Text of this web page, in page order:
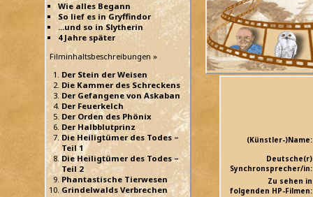
Wie alles Begann
So lief es in Gryffindor
...und so in Slytherin
4 Jahre später
Filminhaltsbeschreibungen »
Der Stein der Weisen
Die Kammer des Schreckens
Der Gefangene von Askaban
Der Feuerkelch
Der Orden des Phönix
Der Halbblutprinz
Die Heiligtümer des Todes –
Teil 1
Die Heiligtümer des Todes –
Teil 2
Phantastische Tierwesen
Grindelwalds Verbrechen
(Künstler-)Name:
Deutsche(r)
Synchronsprecher/in:
Zu sehen in
folgenden HP-Filmen: